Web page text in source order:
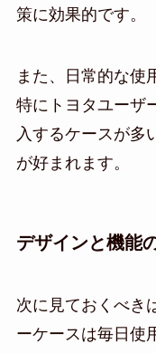
策に効果的です。
また、日常的な使
特にトヨタユーザ
入するケースが多
が好まれます。
デザインと機能
次に見ておくべき
ーケースは毎日使